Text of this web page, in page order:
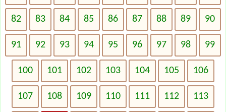
82 83 84 85 86 87 88 89 90
91 92 93 94 95 96 97 98 99
100 101 102 103 104 105 106
107 108 109 110 111 112 113